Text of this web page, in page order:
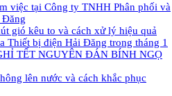
việc tại Công ty TNHH Phân phối và
Đăng
gió kêu to và cách xử lý hiệu quả
Thiết bị điện Hải Đăng trong tháng 1
TẾT NGUYÊN ĐÁN BÍNH NGỌ
lên nước và cách khắc phục